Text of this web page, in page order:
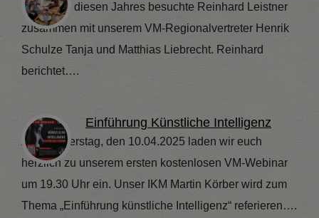
Im Januar diesen Jahres besuchte Reinhard Leistner
zusammen mit unserem VM-Regionalvertreter Henrik
Schulze Tanja und Matthias Liebrecht. Reinhard
berichtet….
Einführung Künstliche Intelligenz
Am Donnerstag, den 10.04.2025 laden wir euch
herzlich zu unserem ersten kostenlosen VM-Webinar
um 19.30 Uhr ein. Unser IKM Martin Körber wird zum
Thema „Einführung künstliche Intelligenz“ referieren….